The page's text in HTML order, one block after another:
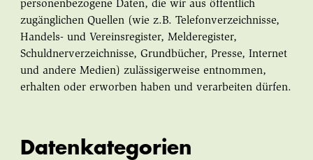
personenbezogene Daten, die wir aus öffentlich
zugänglichen Quellen (wie z.B. Telefonverzeichnisse,
Handels- und Vereinsregister, Melderegister,
Schuldnerverzeichnisse, Grundbücher, Presse, Internet
und andere Medien) zulässigerweise entnommen,
erhalten oder erworben haben und verarbeiten dürfen.
Datenkategorien